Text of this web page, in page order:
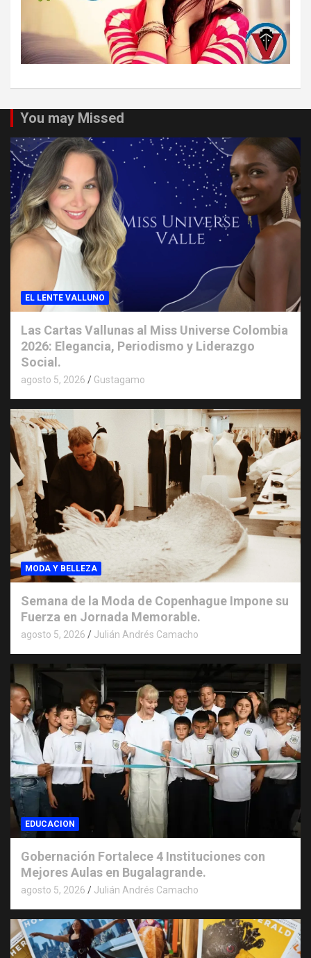
You may Missed
EL LENTE VALLUNO
Las Cartas Vallunas al Miss Universe Colombia
2026: Elegancia, Periodismo y Liderazgo
Social.
agosto 5, 2026 Gustagamo
MODA Y BELLEZA
Semana de la Moda de Copenhague Impone su
Fuerza en Jornada Memorable.
agosto 5, 2026 Julián Andrés Camacho
EDUCACION
Gobernación Fortalece 4 Instituciones con
Mejores Aulas en Bugalagrande.
agosto 5, 2026 Julián Andrés Camacho